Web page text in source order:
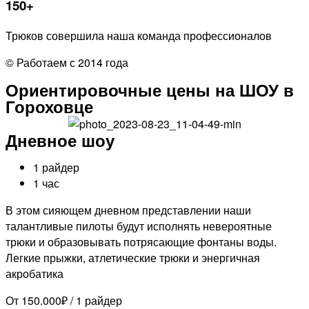
150+
Трюков совершила наша команда профессионалов
© Работаем с 2014 года
Ориентировочные цены на ШОУ в
Гороховце
Дневное шоу
1 райдер
1 час
В этом сияющем дневном представлении наши
талантливые пилоты будут исполнять невероятные
трюки и образовывать потрясающие фонтаны воды.
Легкие прыжки, атлетические трюки и энергичная
акробатика
От 150.000₽ / 1 райдер